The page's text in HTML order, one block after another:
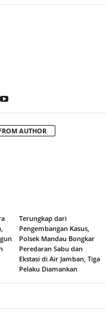
AUTHOR
Terungkap dari
Pengembangan Kasus,
Polsek Mandau Bongkar
Peredaran Sabu dan
Ekstasi di Air Jamban, Tiga
Pelaku Diamankan